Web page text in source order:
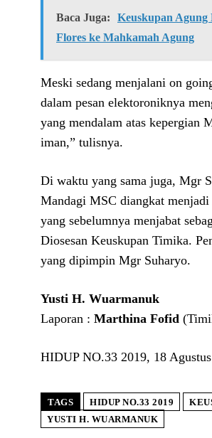
Baca Juga:
Keuskupan Agung
Flores ke Mahkamah Agung
Meski sedang menjalani on
dalam pesan elektoroniknya
yang mendalam atas kepergian
iman,” tulisnya.
Di waktu yang sama juga, Mgr
Mandagi MSC diangkat
yang sebelumnya menjabat
Diosesan Keuskupan Timika.
yang dipimpin Mgr Suharyo.
Yusti H. Wuarmanuk
Laporan : Marthina Fofid
HIDUP NO.33 2019, 18
TAGS HIDUP NO.33 2019
YUSTI H. WUARMANUK